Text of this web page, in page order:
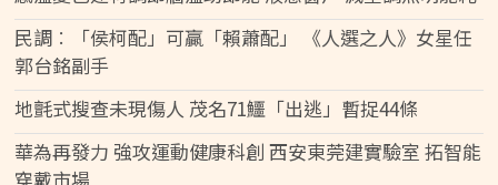
民調︰「侯柯配」可贏「賴蕭配」 《人選之人》女星任
郭台銘副手
地氈式搜查未現傷人 茂名71鱷「出逃」暫捉44條
華為再發力 強攻運動健康科創 西安東莞建實驗室 拓智能
穿戴市場